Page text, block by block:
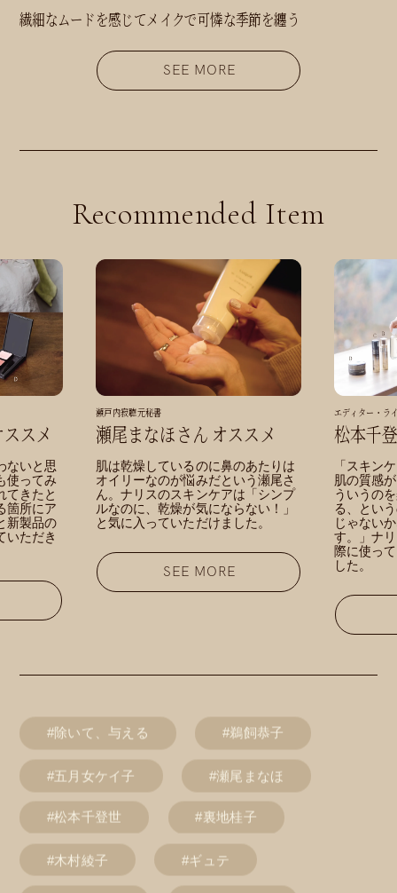
繊細なムードを感じてメイクで可憐な季節を纏う
SEE MORE
Recommended Item
スメ
ないと思
使ってみ
てきたと
箇所にア
新製品の
いただき
瀬戸内寂聴元秘書
瀬尾まなほさん オススメ
肌は乾燥しているのに鼻のあたりは
オイリーなのが悩みだという瀬尾さ
ん。ナリスのスキンケアは「シンプ
ルなのに、乾燥が気にならない！」
と気に入っていただけました。
SEE MORE
エディター・ラ
松本千
「スキン
肌の質感
ういうの
る、とい
じゃない
す。」ナ
際に使っ
した。
#除いて、与える #鵜飼恭子
#五月女ケイ子 #瀬尾まなほ
#松本千登世 #裏地桂子
#木村綾子 #ギュテ